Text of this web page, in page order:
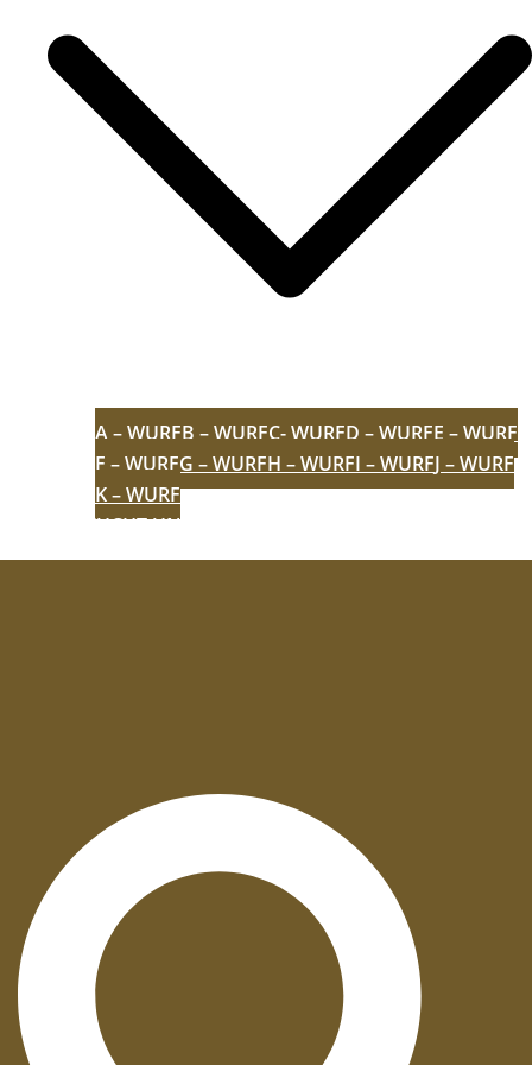
A – WURFB – WURFC- WURFD – WURFE – WURF
F – WURFG – WURFH – WURFI – WURFJ – WURF
K – WURF
AUFZUCHTUNVERGESSEN